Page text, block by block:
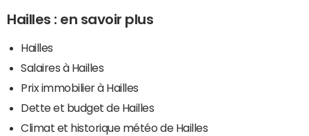
Hailles : en savoir plus
Hailles
Salaires à Hailles
Prix immobilier à Hailles
Dette et budget de Hailles
Climat et historique météo de Hailles